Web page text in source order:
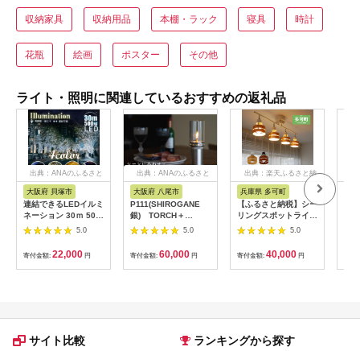
収納家具 収納用品 本棚・ラック 寝具 時計
花瓶 絵画 ポスター その他
ライト・照明に関連しているおすすめの返礼品
出典：ANAのふるさと
大阪府 貝塚市
連結できるLEDイルミ
ネーション 30ｍ 500
球 ８パターン点灯
（イエロー オレン
ジ） イルミネーショ
ン 電飾 連結 長い ロ
ング ストリングライ
スマス ハロウィン イ
ーラー メモリー機能
5.0
寄付金額: 22,000 円
出典：ANAのふるさと
大阪府 八尾市
P111(SHIROGANE
銀) TORCH＋
「SHIROGANE 銀」
5.0
寄付金額: 60,000 円
出典：楽天ふるさと納
兵庫県 多可町
【ふるさと納税】シー
リングスポットライト
プルスイッチ 天井照
明 KMC-4911 LED 選
べる電球 電球色 昼白
色 選べるカラー ブラ
ウン×ブラック ナチュ
5.0
寄付金額: 40,000 円
サイト比較 ランキングから探す